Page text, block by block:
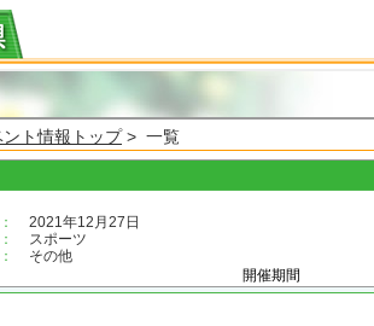
ント情報トップ> 一覧
2021年12月27日
スポーツ
その他
開催期間